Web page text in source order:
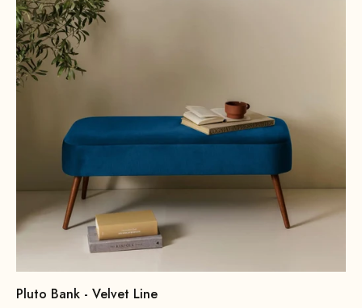
Pluto Bank - Velvet Line